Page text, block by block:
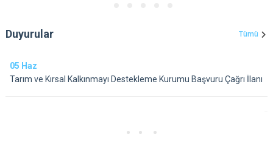
Duyurular Tümü
05 Haz
Tarım ve Kırsal Kalkınmayı Destekleme Kurumu Başvuru Çağrı İlanı